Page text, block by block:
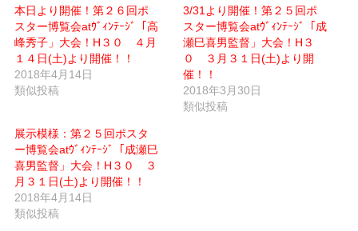
メ
ー
ル
で
送
信
(新
し
い
ウ
ウ
で
開
き
ま
す)
し
い
ウ
ィ
ン
ド
ウ
で
開
本日より開催！第２６回ポ
スター博覧会atｳﾞｨﾝﾃｰｼﾞ「高
峰秀子」大会！H３０ ４月
１４日(土)より開催！！
2018年4月14日
類似投稿
3/31より開催！第２５回ポ
スター博覧会atｳﾞｨﾝﾃｰｼﾞ「成
瀬巳喜男監督」大会！H３
０ ３月３１日(土)より開
催！！
2018年3月30日
類似投稿
展示模様：第２５回ポスタ
ー博覧会atｳﾞｨﾝﾃｰｼﾞ「成瀬巳
喜男監督」大会！H３０ ３
月３１日(土)より開催！！
2018年4月14日
類似投稿